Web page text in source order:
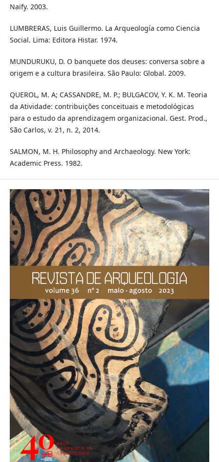
Naify. 2003.
LUMBRERAS, Luis Guillermo. La Arqueología como Ciencia
Social. Lima: Editora Histar. 1974.
MUNDURUKU, D. O banquete dos deuses: conversa sobre a
origem e a cultura brasileira. São Paulo: Global. 2009.
QUEROL, M. A; CASSANDRE, M. P.; BULGACOV, Y. K. M. Teoria
da Atividade: contribuições conceituais e metodológicas
para o estudo da aprendizagem organizacional. Gest. Prod.,
São Carlos, v. 21, n. 2, 2014.
SALMON, M. H. Philosophy and Archaeology. New York:
Academic Press. 1982.